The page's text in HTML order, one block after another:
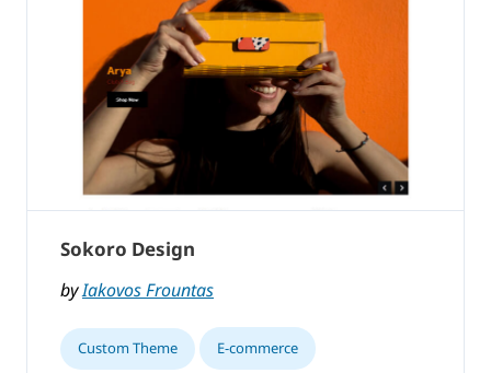
Sokoro Design
byIakovos Frountas
Custom Theme E-commerce